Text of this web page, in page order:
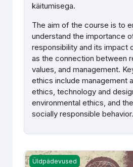
käitumisega.
The aim of the course is to
understand the importance
responsibility and its impact
as the connection between
values, and management.
ethics include management
ethics, technology and
environmental ethics, and
socially responsible behavior.
Enesejuhtimine ja isiklik
Üldpädevused